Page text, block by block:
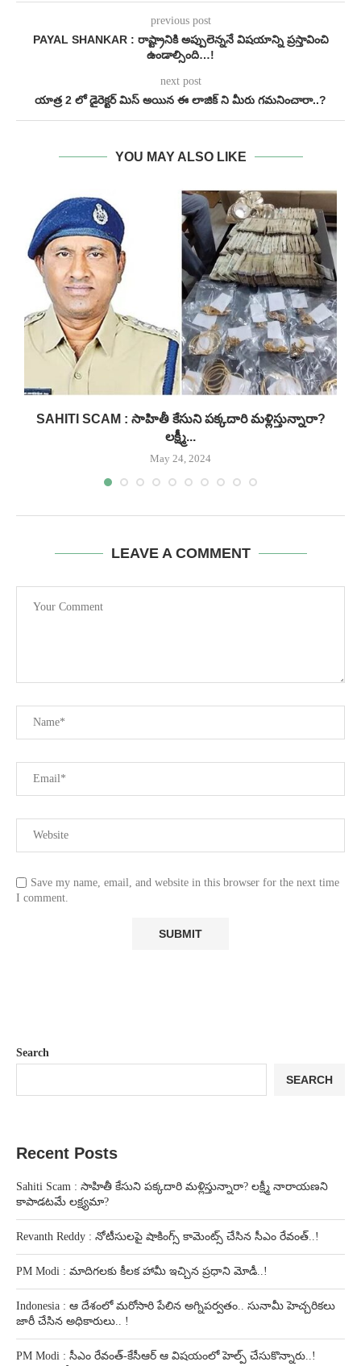
previous post
PAYAL SHANKAR : రాష్ట్రానికి అప్పులెన్ననే విషయాన్ని ప్రస్తావించి
ఉండాల్సింది…!
next post
యాత్ర 2 లో డైరెక్టర్ మిస్ అయిన ఈ లాజిక్ ని మీరు గమనించారా..?
YOU MAY ALSO LIKE
SAHITI SCAM : సాహితీ కేసుని పక్కదారి మళ్లిస్తున్నారా?
లక్ష్మీ...
May 24, 2024
LEAVE A COMMENT
Save my name, email, and website in this browser for the next time
I comment.
Search
SEARCH
Recent Posts
Sahiti Scam : సాహితీ కేసుని పక్కదారి మళ్లిస్తున్నారా? లక్ష్మీ నారాయణని
కాపాడటమే లక్ష్యమా?
Revanth Reddy : నోటీసులపై షాకింగ్స్ కామెంట్స్ చేసిన సీఎం రేవంత్..!
PM Modi : మాదిగలకు కీలక హామీ ఇచ్చిన ప్రధాని మోడీ..!
Indonesia : ఆ దేశంలో మరోసారి పేలిన అగ్నిపర్వతం.. సునామీ హెచ్చరికలు
జారీ చేసిన అధికారులు.. !
PM Modi : సీఎం రేవంత్-కేసీఆర్ ఆ విషయంలో హెల్ప్ చేసుకొన్నారు..!